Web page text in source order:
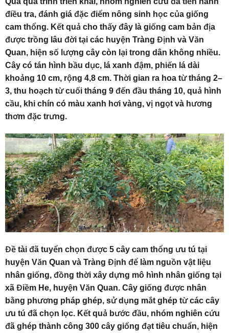
điều tra, đánh giá đặc điểm nông sinh học của giống
cam thổng. Kết quả cho thấy đây là giống cam bản địa
được trồng lâu đời tại các huyện Tràng Định và Văn
Quan, hiện số lượng cây còn lại trong dân không nhiều.
Cây có tán hình bầu dục, lá xanh đậm, phiến lá dài
khoảng 10 cm, rộng 4,8 cm. Thời gian ra hoa từ tháng 2–
3, thu hoạch từ cuối tháng 9 đến đầu tháng 10, quả hình
cầu, khi chín có màu xanh hơi vàng, vị ngọt và hương
thơm đặc trưng.
Đề tài đã tuyển chọn được 5 cây cam thổng ưu tú tại
huyện Văn Quan và Tràng Định để làm nguồn vật liệu
nhân giống, đồng thời xây dựng mô hình nhân giống tại
xã Điềm He, huyện Văn Quan. Cây giống được nhân
bằng phương pháp ghép, sử dụng mắt ghép từ các cây
ưu tú đã chọn lọc. Kết quả bước đầu, nhóm nghiên cứu
đã ghép thành công 300 cây giống đạt tiêu chuẩn, hiện